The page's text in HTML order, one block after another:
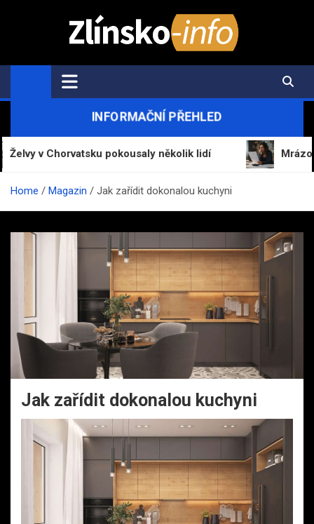
Zlínsko-Info.cz
Aktuální informace z regionu a zpravodajství
INFORMAČNÍ PŘEHLED
pokousaly několik lidí Mrázová
Home Magazin Jak zařídit dokonalou kuchyni
Jak zařídit dokonalou kuchyni